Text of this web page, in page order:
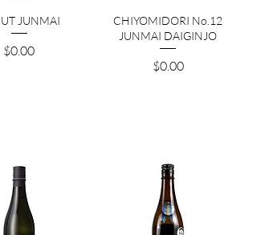
クビュー
JUNMAI
価格
$0.00
クイックビュー
CHIYOMIDORI No.12
JUNMAI DAIGINJO
価格
$0.00